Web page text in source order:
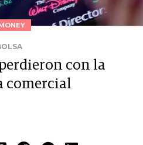
con la
comercial